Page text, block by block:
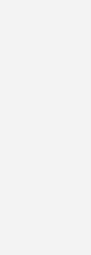
von
Zusammenspiel
ein solches Projekt mit